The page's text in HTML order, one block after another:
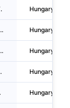
Hungary
Felelössegu Tarsasag Hungary
Zartköruen Muködö Reszvenytarsasag Hungary
Tarsasag Hungary
KFT. Hungary